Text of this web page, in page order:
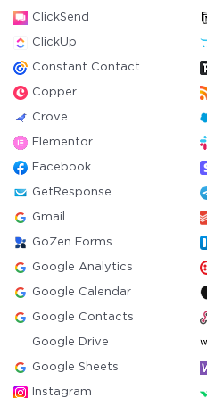
ClickSend
ClickUp
Constant Contact
Copper
Crove
Elementor
Facebook
GetResponse
Gmail
GoZen Forms
Google Analytics
Google Calendar
Google Contacts
Google Drive
Google Sheets
Instagram